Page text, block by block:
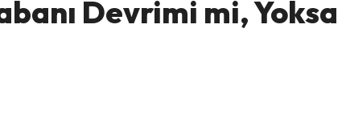
Devrimi mi, Yoksa